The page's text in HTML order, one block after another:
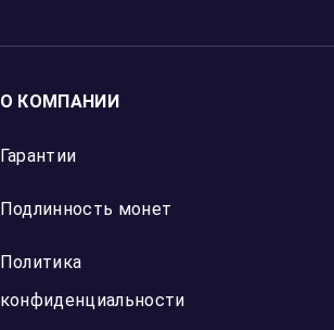
О КОМПАНИИ
Гарантии
Подлинность монет
Политика
конфиденциальности